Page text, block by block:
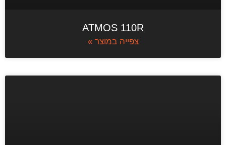
ATMOS 110R
צפייה במוצר »